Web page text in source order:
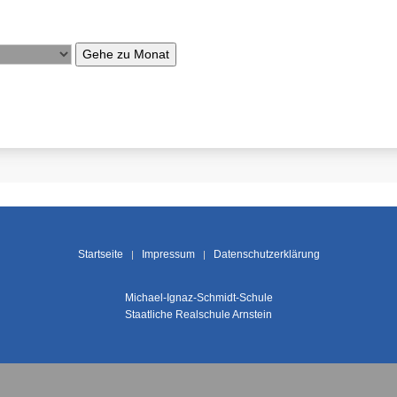
Gehe zu Monat
Startseite Impressum Datenschutzerklärung
Michael-Ignaz-Schmidt-Schule
Staatliche Realschule Arnstein